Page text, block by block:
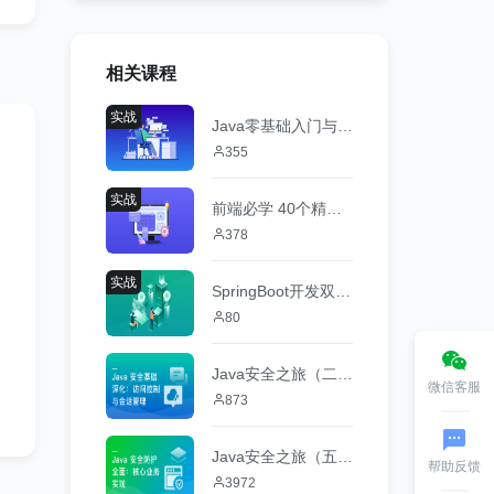
相关课程
实战
355
实战
378
实战
80
873
3972
微信客服
帮助反馈